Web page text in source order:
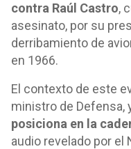
contra Raúl Castro,
asesinato, por su
derribamiento de
en 1966.
El contexto de este
ministro de Defensa,
posiciona en la
audio revelado por el